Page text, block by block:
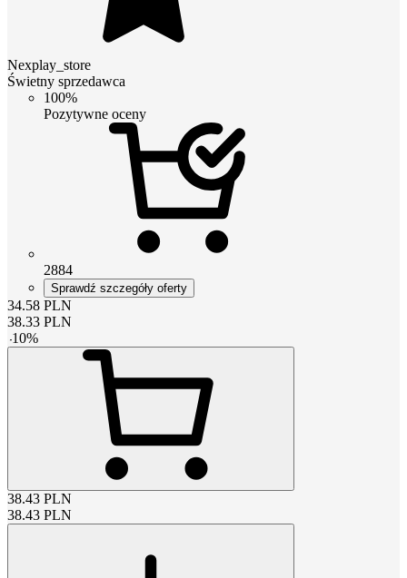
Nexplay_store
Świetny sprzedawca
100%
Pozytywne oceny
2884
Sprawdź szczegóły oferty
34.58 PLN
38.33 PLN
-10%
38.43 PLN
38.43 PLN